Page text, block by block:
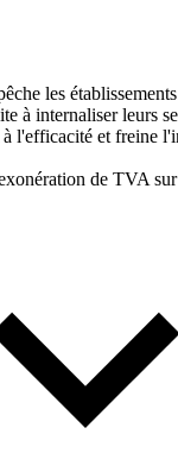
les
à internaliser leurs
l'efficacité et freine
de TVA